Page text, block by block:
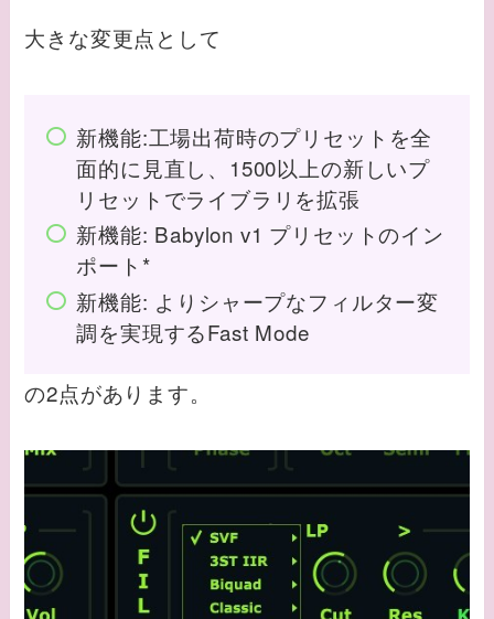
大きな変更点として
新機能:工場出荷時のプリセットを全
面的に見直し、1500以上の新しいプ
リセットでライブラリを拡張
新機能: Babylon v1 プリセットのイン
ポート*
新機能: よりシャープなフィルター変
調を実現するFast Mode
の2点があります。